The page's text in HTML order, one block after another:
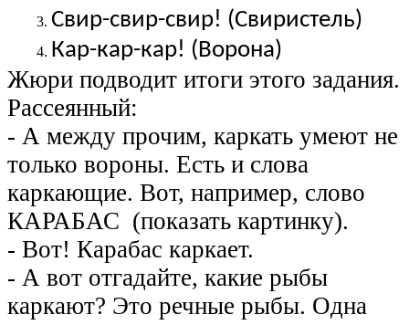
Свир-свир-свир! (Свиристель)
Кар-кар-кар! (Ворона)
Жюри подводит итоги этого задания.
Рассеянный:
- А между прочим, каркать умеют не
только вороны. Есть и слова
каркающие. Вот, например, слово
КАРАБАС (показать картинку).
- Вот! Карабас каркает.
- А вот отгадайте, какие рыбы
каркают? Это речные рыбы. Одна